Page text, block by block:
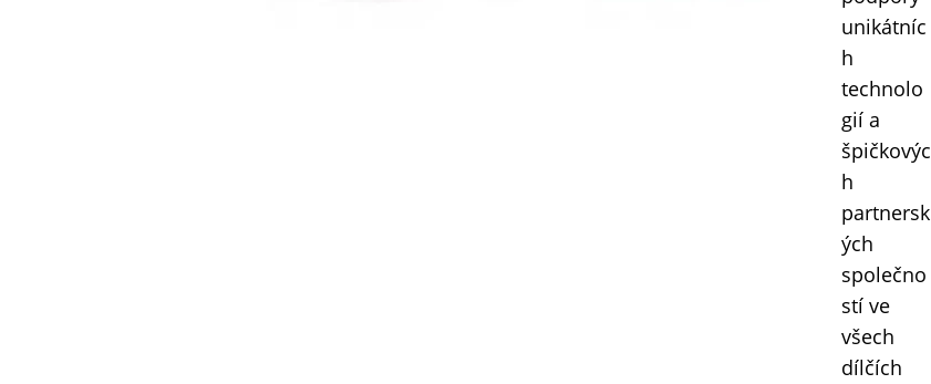
unikátníc
h
technolo
gií a
špičkovýc
h
partnersk
ých
společno
stí ve
všech
dílčích